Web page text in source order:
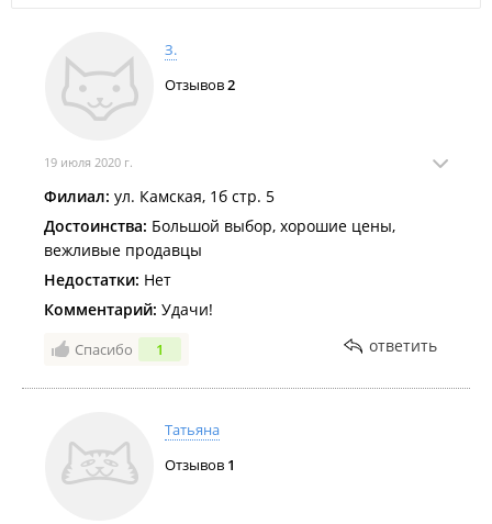
З.
Отзывов2
19 июля 2020 г.
Филиал: ул. Камская, 1б стр. 5
Достоинства: Большой выбор, хорошие цены,
вежливые продавцы
Недостатки: Нет
Комментарий: Удачи!
Спасибо 1 ответить
Татьяна
Отзывов 1